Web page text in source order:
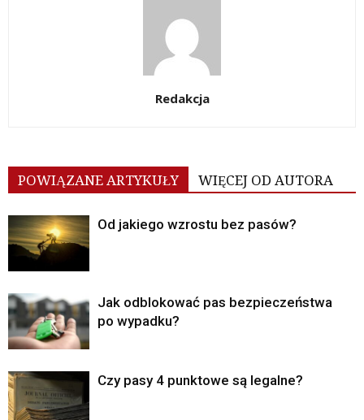
Redakcja
POWIĄZANE ARTYKUŁY WIĘCEJ OD AUTORA
Od jakiego wzrostu bez pasów?
Jak odblokować pas bezpieczeństwa
po wypadku?
Czy pasy 4 punktowe są legalne?